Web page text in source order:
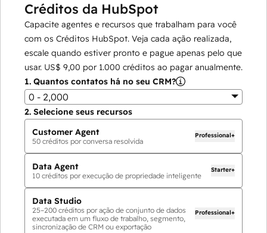
Créditos da HubSpot
Capacite agentes e recursos que trabalham para você
com os Créditos HubSpot. Veja cada ação realizada,
escale quando estiver pronto e pague apenas pelo que
usar. US$ 9,00 por 1.000 créditos ao pagar anualmente.
1. Quantos contatos há no seu CRM?
0 - 2,000
2. Selecione seus recursos
Customer Agent
50 créditos por conversa resolvida
Professional+
Data Agent
10 créditos por execução de propriedade inteligente
Starter+
Data Studio
25–200 créditos por ação de conjunto de dados
executada em um fluxo de trabalho, segmento,
sincronização de CRM ou exportação
Professional+